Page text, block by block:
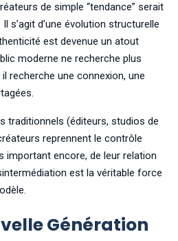
de simple “tendance” serait
s’agit d’une évolution structurelle
est devenue un atout
moderne ne recherche plus
recherche une connexion, une
traditionnels (éditeurs, studios de
reprennent le contrôle
important encore, de leur relation
est la véritable force
Génération